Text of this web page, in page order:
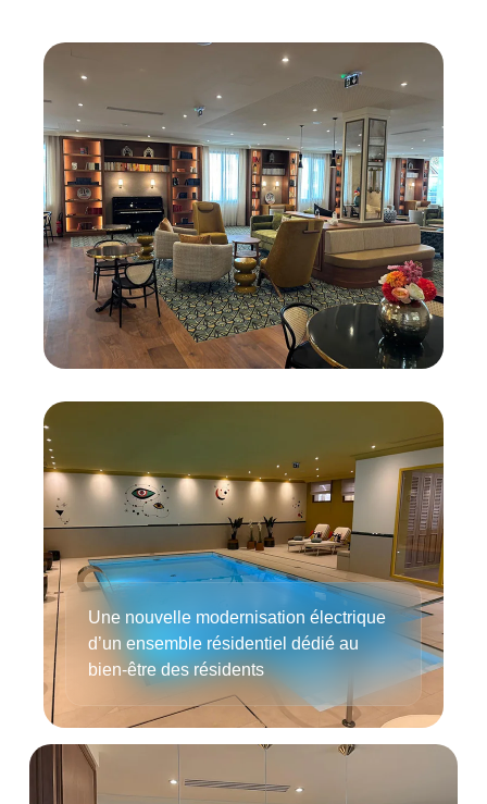
Une nouvelle modernisation électrique
d’un ensemble résidentiel dédié au
bien-être des résidents